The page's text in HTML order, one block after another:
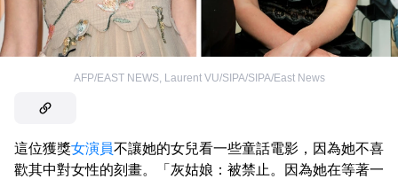
AFP/EAST NEWS, Laurent VU/SIPA/SIPA/East News
這位獲獎女演員不讓她的女兒看一些童話電影，因為她不喜
歡其中對女性的刻畫。「灰姑娘：被禁止。因為她在等著一